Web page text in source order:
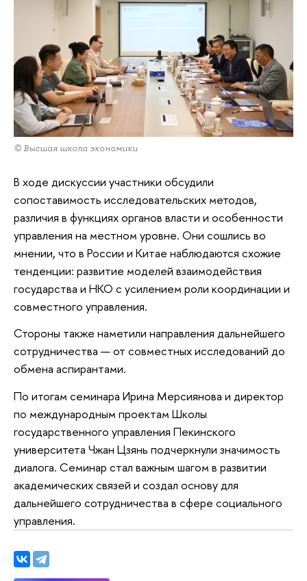
© Высшая школа экономики
В ходе дискуссии участники обсудили
сопоставимость исследовательских методов,
различия в функциях органов власти и особенности
управления на местном уровне. Они сошлись во
мнении, что в России и Китае наблюдаются схожие
тенденции: развитие моделей взаимодействия
государства и НКО с усилением роли координации и
совместного управления.
Стороны также наметили направления дальнейшего
сотрудничества — от совместных исследований до
обмена аспирантами.
По итогам семинара Ирина Мерсиянова и директор
по международным проектам Школы
государственного управления Пекинского
университета Чжан Цзянь подчеркнули значимость
диалога. Семинар стал важным шагом в развитии
академических связей и создал основу для
дальнейшего сотрудничества в сфере социального
управления.